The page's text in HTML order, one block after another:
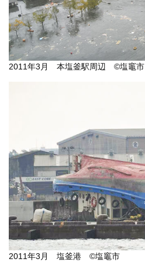
2011年3月 本塩釜駅周辺 ©塩竈市
2011年3月 塩釜港 ©塩竈市